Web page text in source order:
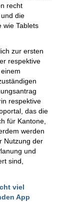
recht
die
wie Tablets
zur ersten
respektive
respektive
das die
für Kantone,
werden
Nutzung der
und
sind,
viel
App